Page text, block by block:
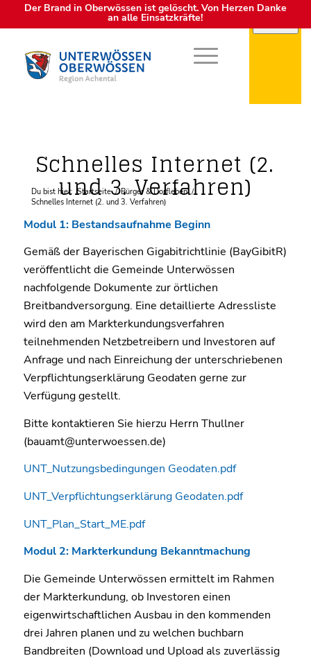
Der Brand in Oberwössen ist gelöscht. Von Herzen Danke
an alle Einsatzkräfte!
Du bist hier: Startseite / Bürger & Dorfleben /
Schnelles Internet (2. und 3. Verfahren)
Schnelles Internet (2.
und 3. Verfahren)
Modul 1: Bestandsaufnahme Beginn
Gemäß der Bayerischen Gigabitrichtlinie (BayGibitR)
veröffentlicht die Gemeinde Unterwössen
nachfolgende Dokumente zur örtlichen
Breitbandversorgung. Eine detaillierte Adressliste
wird den am Markterkundungsverfahren
teilnehmenden Netzbetreibern und Investoren auf
Anfrage und nach Einreichung der unterschriebenen
Verpflichtungserklärung Geodaten gerne zur
Verfügung gestellt.
Bitte kontaktieren Sie hierzu Herrn Thullner
(bauamt@unterwoessen.de)
UNT_Nutzungsbedingungen Geodaten.pdf
UNT_Verpflichtungserklärung Geodaten.pdf
UNT_Plan_Start_ME.pdf
Modul 2: Markterkundung Bekanntmachung
Die Gemeinde Unterwössen ermittelt im Rahmen
der Markterkundung, ob Investoren einen
eigenwirtschaftlichen Ausbau in den kommenden
drei Jahren planen und zu welchen buchbarn
Bandbreiten (Download und Upload als zuverlässig